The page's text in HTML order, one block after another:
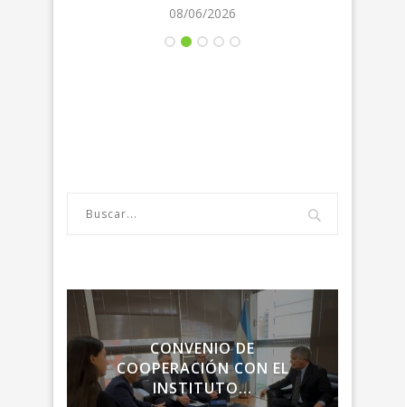
08/06/2026
CONVENIO DE
COOPERACIÓN CON EL
INSTITUTO...